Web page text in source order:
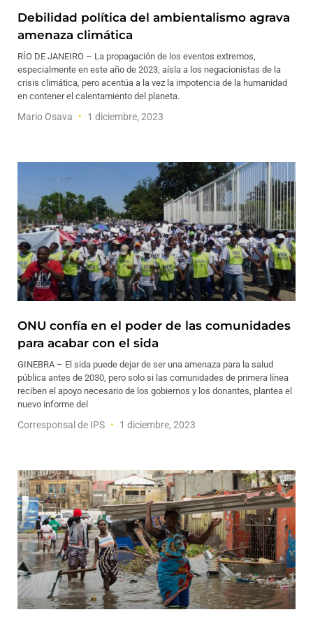
Debilidad política del ambientalismo agrava
amenaza climática
RÍO DE JANEIRO – La propagación de los eventos extremos,
especialmente en este año de 2023, aísla a los negacionistas de la
crisis climática, pero acentúa a la vez la impotencia de la humanidad
en contener el calentamiento del planeta.
Mario Osava 1 diciembre, 2023
ONU confía en el poder de las comunidades
para acabar con el sida
GINEBRA – El sida puede dejar de ser una amenaza para la salud
pública antes de 2030, pero solo si las comunidades de primera línea
reciben el apoyo necesario de los gobiernos y los donantes, plantea el
nuevo informe del
Corresponsal de IPS 1 diciembre, 2023